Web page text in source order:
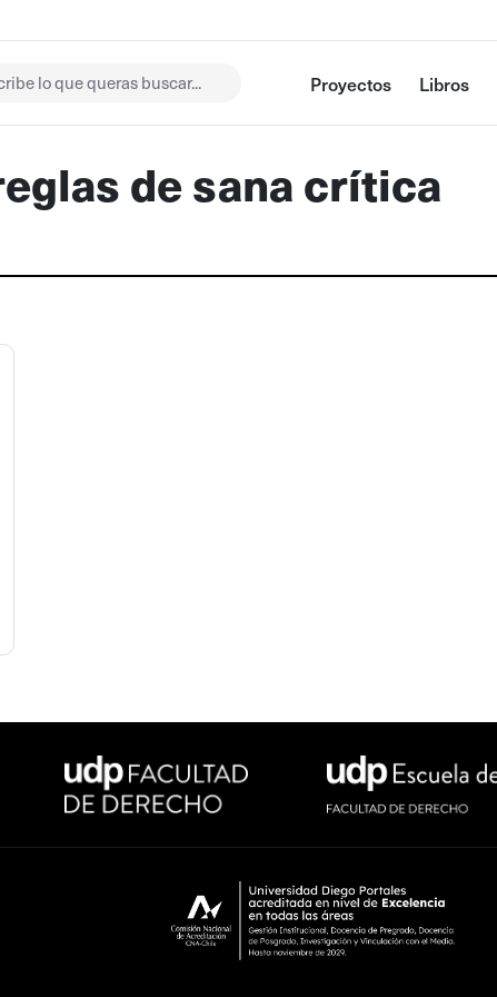
lo que queras buscar... Proyectos Libros
de sana crítica